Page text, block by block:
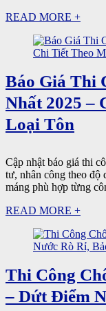
READ MORE +
Báo Giá Thi
Nhất 2025 –
Loại Tôn
Cập nhật báo giá thi
tư, nhân công theo độ
máng phù hợp từng
READ MORE +
Thi Công
– Dứt Điểm